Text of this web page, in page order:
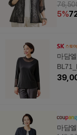
5%
마담
마담